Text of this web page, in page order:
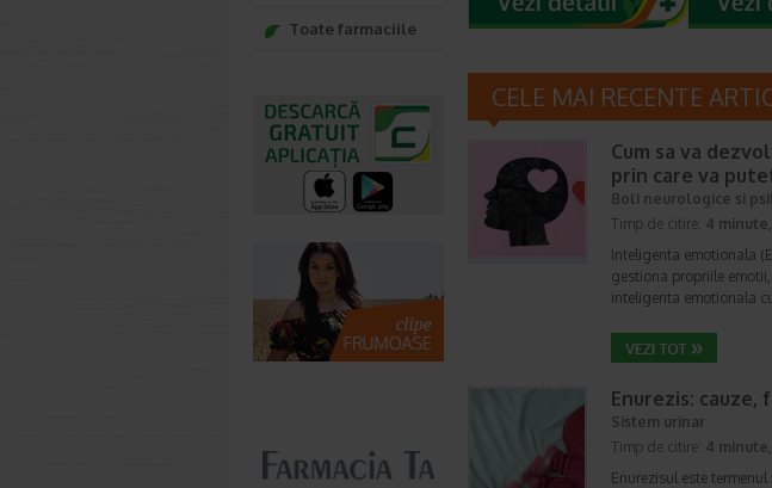
CELE MAI RECENTE
Cum sa va
prin care va
Boli neurologice si
Timp de citire: 4
Inteligenta emotionala
gestiona propriile
inteligenta emotionala
Enurezis:
Sistem urinar
Timp de citire: 4
Enurezisul este
Toate farmaciile